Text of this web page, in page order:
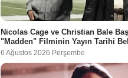
Nicolas Cage ve Christian Bale
"Madden" Filminin Yayın Tarihi
6 Ağustos 2026 Perşembe